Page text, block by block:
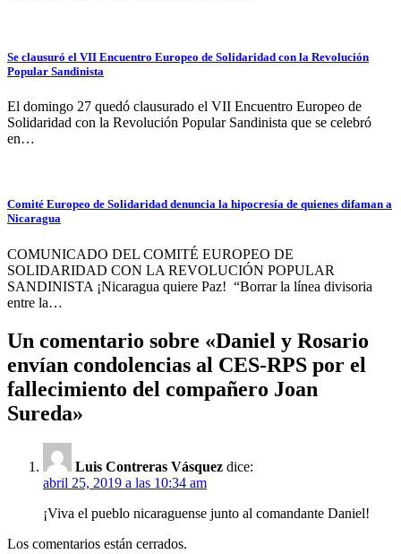
Se clausuró el VII Encuentro Europeo de Solidaridad con la Revolución
Popular Sandinista
El domingo 27 quedó clausurado el VII Encuentro Europeo de
Solidaridad con la Revolución Popular Sandinista que se celebró
en…
Comité Europeo de Solidaridad denuncia la hipocresía de quienes difaman a
Nicaragua
COMUNICADO DEL COMITÉ EUROPEO DE
SOLIDARIDAD CON LA REVOLUCIÓN POPULAR
SANDINISTA ¡Nicaragua quiere Paz! “Borrar la línea divisoria
entre la…
Un comentario sobre «Daniel y Rosario
envían condolencias al CES-RPS por el
fallecimiento del compañero Joan
Sureda»
Luis Contreras Vásquez dice:
abril 25, 2019 a las 10:34 am
¡Viva el pueblo nicaraguense junto al comandante Daniel!
Los comentarios están cerrados.